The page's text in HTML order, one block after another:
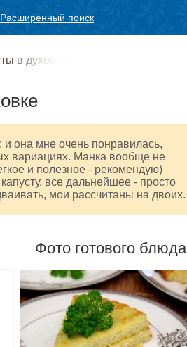
Расширенный поиск
в духовке
и она мне очень понравилась,
вариациях. Манка вообще не
и полезное - рекомендую)
все дальнейшее - просто
мои рассчитаны на двоих.
Фото готового блюда